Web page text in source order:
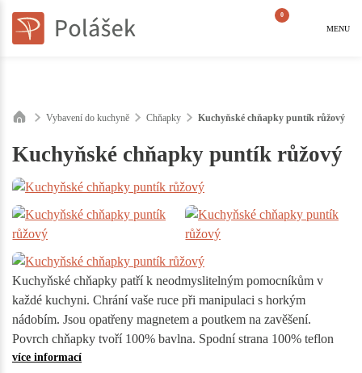
0
MENU
Vybavení do kuchyně Chňapky Kuchyňské chňapky puntík růžový
Kuchyňské chňapky puntík růžový
Kuchyňské chňapky patří k neodmyslitelným pomocníkům v
každé kuchyni. Chrání vaše ruce při manipulaci s horkým
nádobím. Jsou opatřeny magnetem a poutkem na zavěšení.
Povrch chňapky tvoří 100% bavlna. Spodní strana 100% teflon
více informací